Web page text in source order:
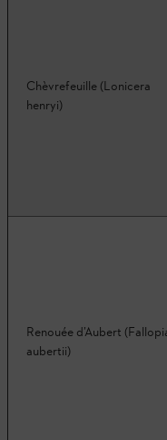
Chèvrefeuille (Lonicera
henryi)
Renouée d’Aubert
aubertii)